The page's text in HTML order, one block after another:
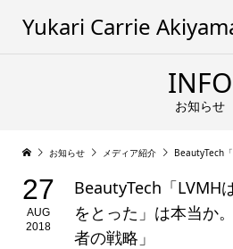
Yukari Carrie
INFO
お知らせ
お知らせ メディア紹介 BeautyTech「LVMHは「
27
AUG
2018
BeautyTech「LVMH
をとった」は本当か
者の戦略」